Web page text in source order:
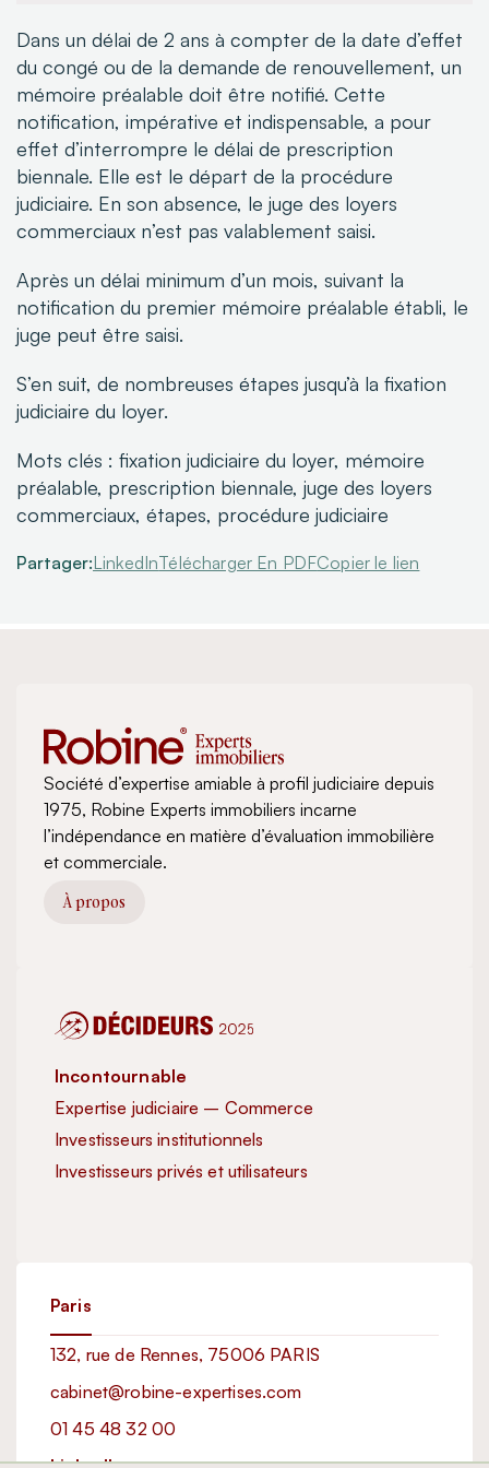
Partager:LinkedInTélécharger En PDFCopier le lien
Dans un délai de 2 ans à compter de la date d’effet
du congé ou de la demande de renouvellement, un
mémoire préalable doit être notifié. Cette
notification, impérative et indispensable, a pour
effet d’interrompre le délai de prescription
biennale. Elle est le départ de la procédure
judiciaire. En son absence, le juge des loyers
commerciaux n’est pas valablement saisi.
Après un délai minimum d’un mois, suivant la
notification du premier mémoire préalable établi, le
juge peut être saisi.
S’en suit, de nombreuses étapes jusqu’à la fixation
judiciaire du loyer.
Mots clés : fixation judiciaire du loyer, mémoire
préalable, prescription biennale, juge des loyers
commerciaux, étapes, procédure judiciaire
Société d’expertise amiable à profil judiciaire depuis
1975, Robine Experts immobiliers incarne
l’indépendance en matière d’évaluation immobilière
et commerciale.
À propos
Incontournable
Expertise judiciaire – Commerce
Investisseurs institutionnels
Investisseurs privés et utilisateurs
Paris
132, rue de Rennes, 75006 PARIS
cabinet@robine-expertises.com
01 45 48 32 00